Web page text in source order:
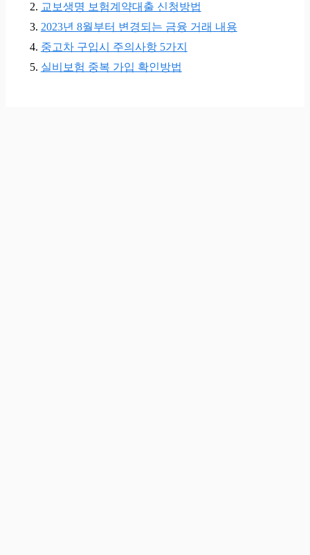
교보생명 보험계약대출 신청방법
2023년 8월부터 변경되는 금융 거래 내용
중고차 구입시 주의사항 5가지
실비보험 중복 가입 확인방법